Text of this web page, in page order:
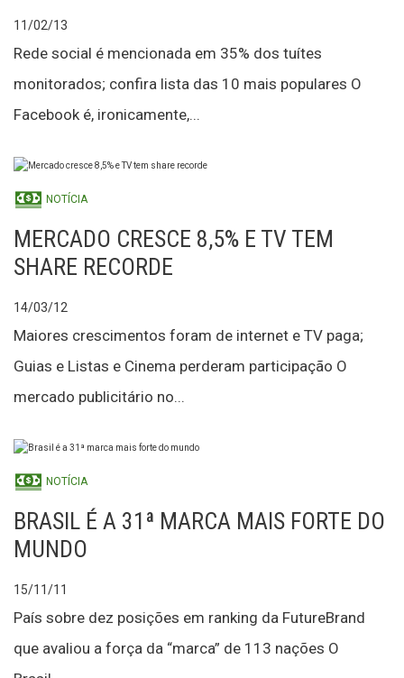
11/02/13
Rede social é mencionada em 35% dos tuítes
monitorados; confira lista das 10 mais populares O
Facebook é, ironicamente,...
NOTÍCIA
MERCADO CRESCE 8,5% E TV TEM
SHARE RECORDE
14/03/12
Maiores crescimentos foram de internet e TV paga;
Guias e Listas e Cinema perderam participação O
mercado publicitário no...
NOTÍCIA
BRASIL É A 31ª MARCA MAIS FORTE DO
MUNDO
15/11/11
País sobre dez posições em ranking da FutureBrand
que avaliou a força da “marca” de 113 nações O